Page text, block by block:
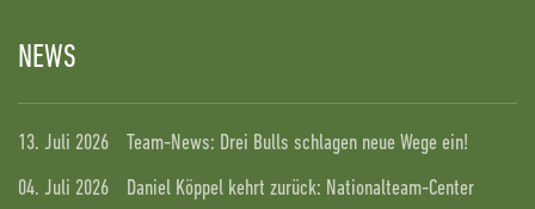
NEWS
13. Juli 2026
Team-News: Drei Bulls schlagen neue Wege ein!
04. Juli 2026
Daniel Köppel kehrt zurück: Nationalteam-Center